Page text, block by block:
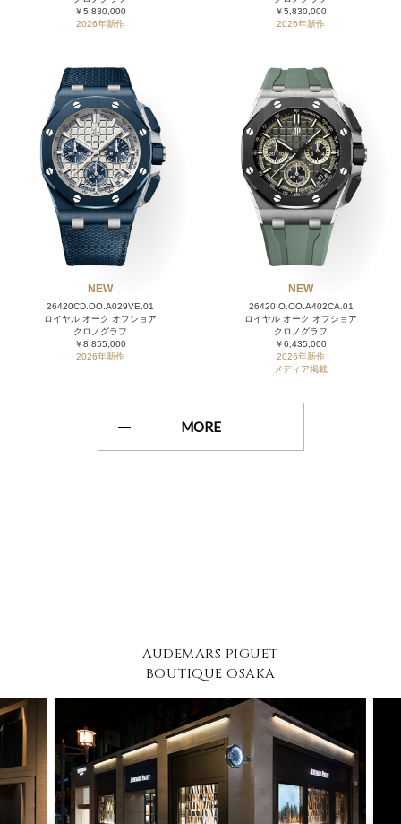
￥5,830,000
2026年新作
￥5,830,000
2026年新作
NEW
26420CD.OO.A029VE.01
ロイヤル オーク オフショア
クロノグラフ
￥8,855,000
2026年新作
NEW
26420IO.OO.A402CA.01
ロイヤル オーク オフショア
クロノグラフ
￥6,435,000
2026年新作
メディア掲載
MORE
AUDEMARS PIGUET
BOUTIQUE OSAKA